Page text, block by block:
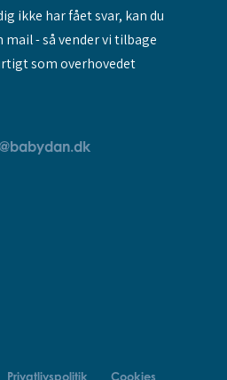
ikke har fået svar, kan du
mail - så vender vi tilbage
som overhovedet
Privatlivspolitik Cookies